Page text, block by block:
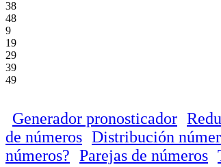
38
48
9
19
29
39
49
Generador pronosticador
de números Distribución
números? Parejas de números